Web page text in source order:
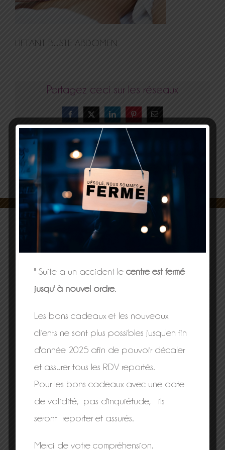
LIFTANT BUSTE ABDOMEN
Partagez ceci sur les réseaux
Facebook
X LinkedInPinterestEmail
80 Impasse des gorges
38590 Saint Geoirs
Tél. : 06 33 18 38 78
Sur rendez-vous uniquement
Mardi, Mercredi, vendredi, Samedi : ouvert de 9h
Lundi et Jeudi fermé
" Suite a un accident le centre est fermé
jusqu' à nouvel ordre.
Les bons cadeaux et les nouveaux
clients ne sont plus possibles jusqu'en fin
d'année 2025 afin de pouvoir décaler
et assurer tous les RDV reportés.
Pour les bons cadeaux avec une date
de validité, pas d'inquiétude, ils
seront reporter et assurés.
Merci de votre compréhension.